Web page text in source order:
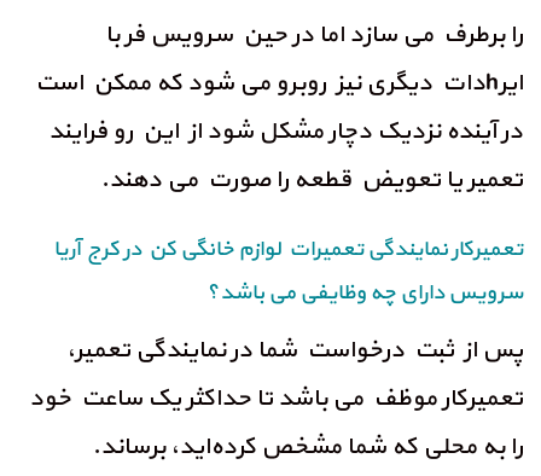
را برطرف می سازد اما در حین سرویس فر با
ایرhدات دیگری نیز روبرو می شود که ممکن است
در آینده نزدیک دچار مشکل شود از این رو فرایند
تعمیر یا تعویض قطعه را صورت می دهند.
تعمیرکار نمایندگی تعمیرات لوازم خانگی کن در کرج آریا
سرویس دارای چه وظایفی می باشد؟
پس از ثبت درخواست شما در نمایندگی تعمیر،
تعمیرکار موظف می باشد تا حداکثر یک ساعت خود
را به محلی که شما مشخص کرده‌اید، برساند.